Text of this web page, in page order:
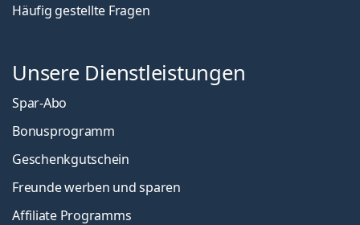
Häufig gestellte Fragen
Unsere Dienstleistungen
Spar-Abo
Bonusprogramm
Geschenkgutschein
Freunde werben und sparen
Affiliate Programms